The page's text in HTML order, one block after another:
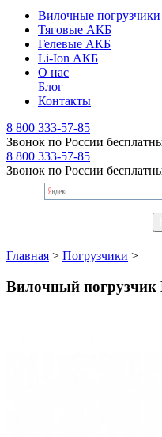
Вилочные погрузчики
Тяговые АКБ
Гелевые АКБ
Li-Ion АКБ
О нас
Блог
Контакты
8 800 333-57-85
Звонок по России
8 800 333-57-85
Звонок по России
Главная > Погрузчики >
Вилочный погрузчик